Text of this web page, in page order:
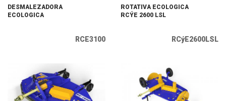
DESMALEZADORA
ECOLOGICA
RCE3100
ROTATIVA ECOLOGICA
RCÝE 2600 LSL
RCýE2600LSL